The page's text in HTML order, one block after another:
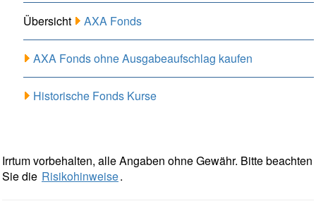
Übersicht AXA Fonds
AXA Fonds ohne Ausgabeaufschlag kaufen
Historische Fonds Kurse
Irrtum vorbehalten, alle Angaben ohne Gewähr. Bitte beachten
Sie die Risikohinweise.